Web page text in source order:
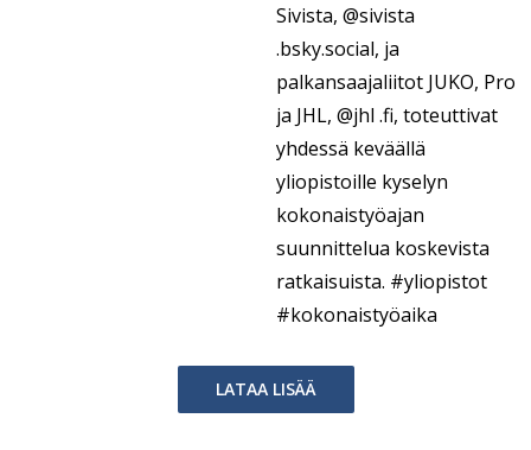
Sivista, @sivista
.bsky.social, ja
palkansaajaliitot JUKO, Pro
ja JHL, @jhl .fi, toteuttivat
yhdessä keväällä
yliopistoille kyselyn
kokonaistyöajan
suunnittelua koskevista
ratkaisuista. #yliopistot
#kokonaistyöaika
LATAA LISÄÄ